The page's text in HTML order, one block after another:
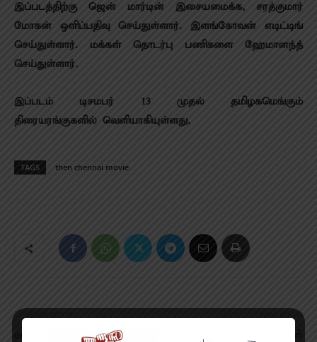
இப்படத்திற்கு ஜென் மார்டின் இசையமைக்க, சரத்குமார்
மோகன் ஒளிப்பதிவு செய்துள்ளார். இளங்கோவன் எடிட்டிங்
செய்துள்ளார். மக்கள் தொடர்பு பணிகளை ஹேமானந்த்
செய்துள்ளார்.
இப்படம் டிசமபர் 13 முதல் தமிழகமெங்கும்
திரையரங்குகளில் வெளியாகியுள்ளது.
TAGS then chennai movie
Previous article
தமிழக வீரர் குகேஷ் உலக செஸ்
Next article